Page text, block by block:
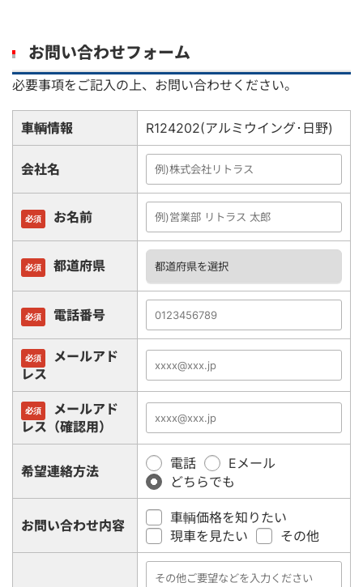
お問い合わせフォーム
必要事項をご記入の上、お問い合わせください。
車輌情報 R124202(アルミウイング･日野)
会社名
必須 お名前
必須 都道府県
必須 電話番号
必須
メールアド
レス
必須
メールアド
レス（確認用）
希望連絡方法
電話
Eメール
どちらでも
お問い合わせ内容
車輌価格を知りたい
現車を見たい
その他